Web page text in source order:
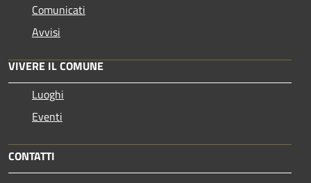
Comunicati
Avvisi
VIVERE IL COMUNE
Luoghi
Eventi
CONTATTI